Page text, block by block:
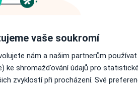
Rezervovat termín
Názory pacientů
vaše soukromí
nám a našim partnerům
ke shromažďování údajů pro
zvyklostí při procházení. Své